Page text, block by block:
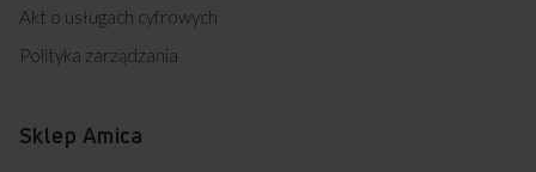
Akt o usługach cyfrowych
Polityka zarządzania
Sklep Amica